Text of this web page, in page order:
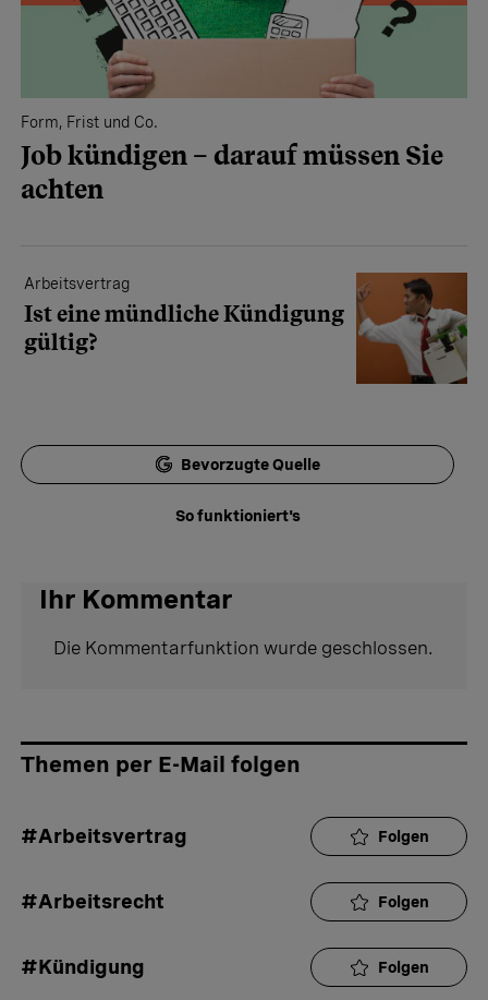
Form, Frist und Co.
Job kündigen – darauf müssen Sie
achten
Arbeitsvertrag
Ist eine mündliche Kündigung
gültig?
Bevorzugte Quelle
So funktioniert's
Ihr Kommentar
Die Kommentarfunktion wurde geschlossen.
Themen per E-Mail folgen
#Arbeitsvertrag Folgen
#Arbeitsrecht Folgen
#Kündigung Folgen